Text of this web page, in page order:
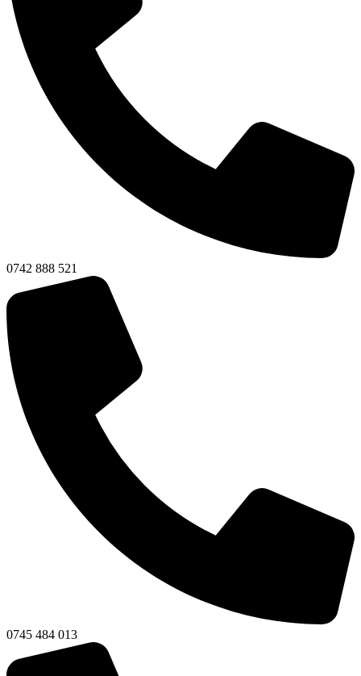
0742 888 521
0745 484 013